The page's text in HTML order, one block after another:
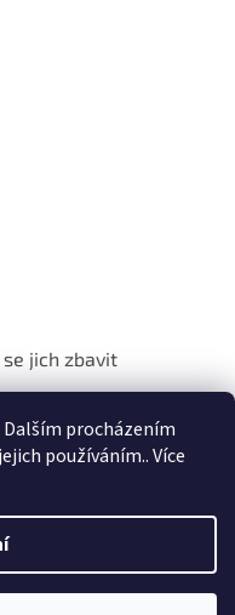
procházením
používáním.. Více
- Kudlově bude ve dnech
Provoz eshopu a
jich zbavit